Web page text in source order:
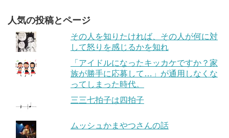
人気の投稿とページ
その人を知りたければ、その人が何に対
して怒りを感じるかを知れ
「アイドルになったキッカケですか？家
族が勝手に応募して…」が通用しなくな
ってしまった時代。
三三七拍子は四拍子
ムッシュかまやつさんの話